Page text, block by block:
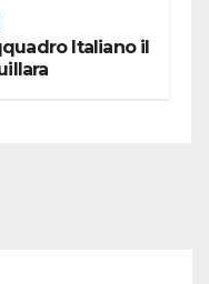
Italiano il